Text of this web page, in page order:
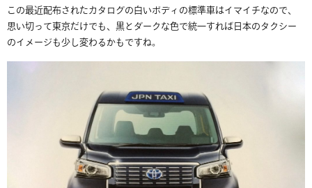
この最近配布されたカタログの白いボディの標準車はイマイチなので、
思い切って東京だけでも、黒とダークな色で統一すれば日本のタクシー
のイメージも少し変わるかもですね。